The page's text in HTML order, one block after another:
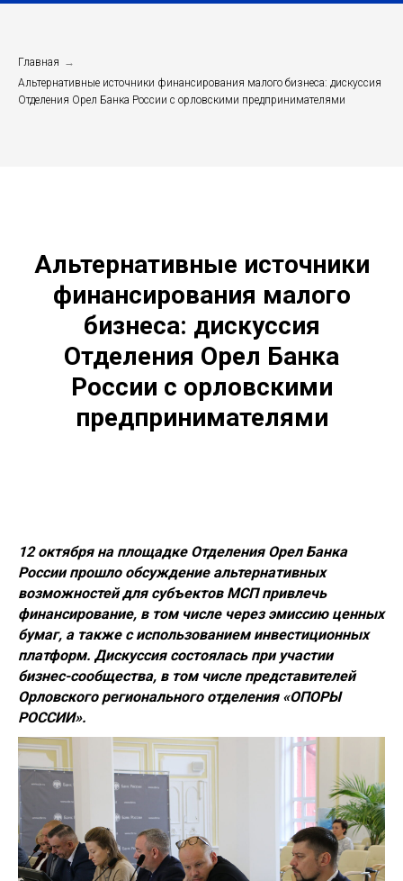
Главная →
Альтернативные источники финансирования малого бизнеса: дискуссия
Отделения Орел Банка России с орловскими предпринимателями
Альтернативные источники
финансирования малого
бизнеса: дискуссия
Отделения Орел Банка
России с орловскими
предпринимателями
12 октября на площадке Отделения Орел Банка
России прошло обсуждение альтернативных
возможностей для субъектов МСП привлечь
финансирование, в том числе через эмиссию ценных
бумаг, а также с использованием инвестиционных
платформ. Дискуссия состоялась при участии
бизнес-сообщества, в том числе представителей
Орловского регионального отделения «ОПОРЫ
РОССИИ».